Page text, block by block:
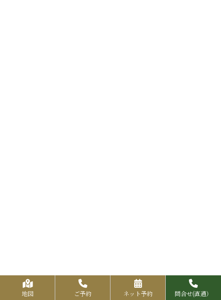
地図 ご予約 ネット予約 問合せ(直通）